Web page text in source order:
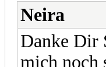
Neira
Danke Dir
mich noch